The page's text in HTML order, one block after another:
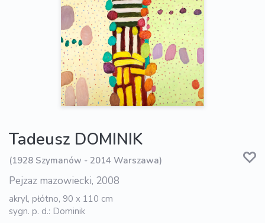
Tadeusz DOMINIK
(1928 Szymanów - 2014 Warszawa)
Pejzaz mazowiecki, 2008
akryl, płótno, 90 x 110 cm
sygn. p. d.: Dominik